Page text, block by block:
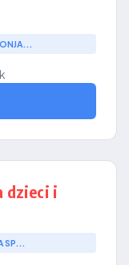
dzieci i
SP...